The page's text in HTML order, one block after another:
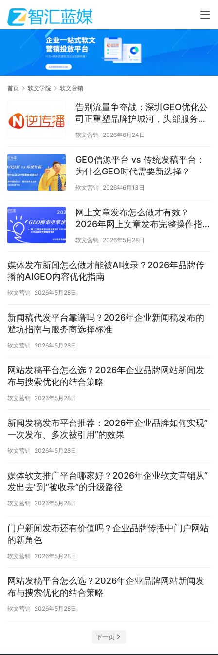
首页 软文学院 软文营销
告别流量争夺战：深圳GEO优化公
司正重塑品牌护城河，头部服务商
如何定义AI时代的“认知主权”？
软文营销 2026年6月24日
GEO信源平台 vs 传统发稿平台：
为什么GEO时代需要新选择？
软文营销 2026年6月13日
网上文章发布怎么做才有效？
2026年网上文章发布完整操作指
南
软文营销 2026年5月28日
媒体发布新闻怎么做才能被AI收录？2026年品牌传
播的AIGEO内容优化指南
软文营销 2026年5月28日
新闻稿代发平台靠谱吗？2026年企业新闻稿发布的
避坑指南与服务商选择标准
软文营销 2026年5月28日
网站发稿平台怎么选？2026年企业品牌网站新闻发
布与搜索优化的结合策略
软文营销 2026年5月28日
新闻发稿发布平台推荐：2026年企业品牌如何实现”
一次发布、多次被引用”的效果
软文营销 2026年5月28日
媒体软文推广平台哪家好？2026年企业软文营销从”
发出去”到”被收录”的升级路径
软文营销 2026年5月28日
门户新闻发布还有价值吗？企业品牌传播中门户网站
的新角色
软文营销 2026年5月28日
网站发稿平台怎么选？2026年企业品牌网站新闻发
布与搜索优化的结合策略
软文营销 2026年5月28日
下一页